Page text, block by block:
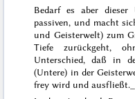
Bedarf es aber dieser
passiven, und macht
und Geisterwelt) zum
Tiefe zurückgeht,
Unterschied, daß in
(Untere) in der
frey wird und